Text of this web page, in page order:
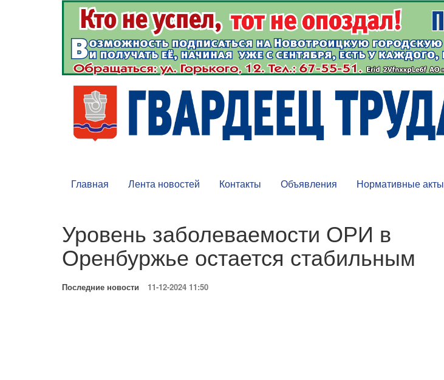
Главная Лента новостей Контакты Объявления Нормативные акты
Уровень заболеваемости ОРИ в
Оренбуржье остается стабильным
Последние новости 11-12-2024 11:50